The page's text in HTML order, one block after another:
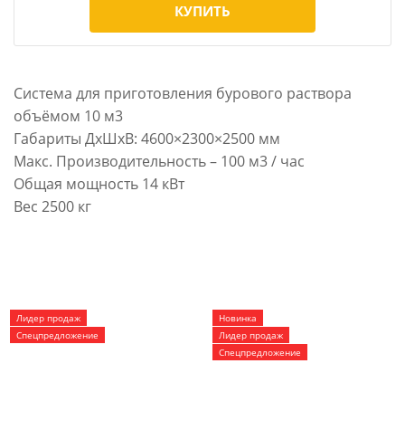
КУПИТЬ
Система для приготовления бурового раствора
объёмом 10 м3
Габариты ДхШхВ: 4600×2300×2500 мм
Макс. Производительность – 100 м3 / час
Общая мощность 14 кВт
Вес 2500 кг
Лидер продаж
Спецпредложение
Новинка
Лидер продаж
Спецпредложение